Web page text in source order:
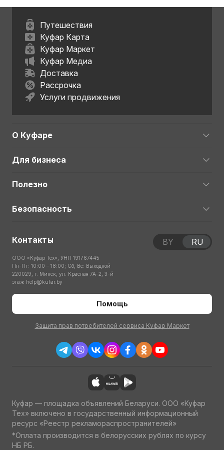
Путешествия
Куфар Карта
Куфар Маркет
Куфар Медиа
Доставка
Рассрочка
Услуги продвижения
О Куфаре
Для бизнеса
Полезно
Безопасность
Контакты
ООО «Куфар Тех», УНП 191767445
Пн-Пт: 10:00 – 18:00; Сб, Вс: Выходной
220029, г. Минск, ул. Красная 7А-2, 3-й
этаж help@kufar.by
Помощь
Защита прав потребителей сервиса Куфар Маркет
BY RU
Куфар — площадка объявлений Беларуси. ООО «Куфар
Тех» включено в государственный информационный
ресурс «Реестр рекламораспространителей»
*Оплата производится в белорусских рублях по курсу
НБ РБ.